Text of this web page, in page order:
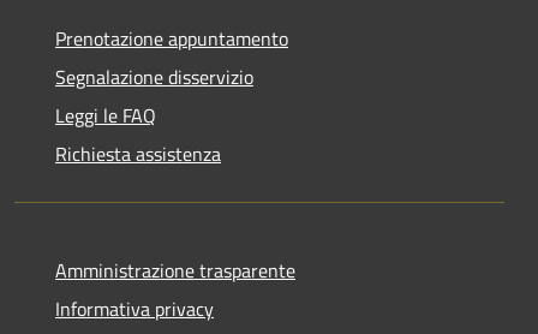
Prenotazione appuntamento
Segnalazione disservizio
Leggi le FAQ
Richiesta assistenza
Amministrazione trasparente
Informativa privacy